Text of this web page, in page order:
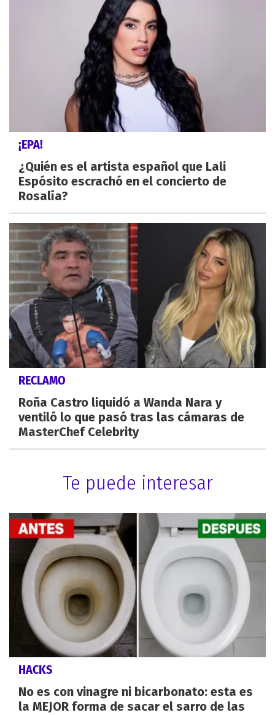
¡EPA!
¿Quién es el artista español que Lali
Espósito escrachó en el concierto de
Rosalía?
RECLAMO
Roña Castro liquidó a Wanda Nara y
ventiló lo que pasó tras las cámaras de
MasterChef Celebrity
Te puede interesar
HACKS
No es con vinagre ni bicarbonato: esta es
la MEJOR forma de sacar el sarro de las